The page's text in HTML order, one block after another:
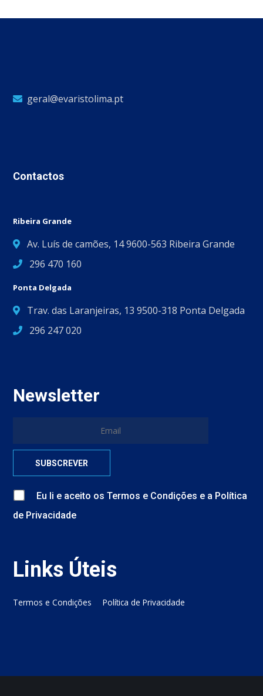
geral@evaristolima.pt
Contactos
Ribeira Grande
Av. Luís de camões, 14 9600-563 Ribeira Grande
296 470 160
Ponta Delgada
Trav. das Laranjeiras, 13 9500-318 Ponta Delgada
296 247 020
Newsletter
Eu li e aceito osTermos e Condições e a Política
de Privacidade
Links Úteis
Termos e Condições Política de Privacidade